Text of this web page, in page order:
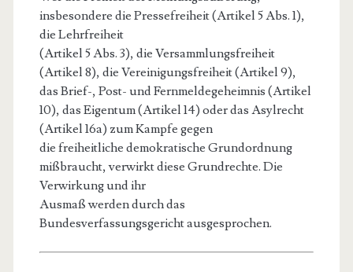
insbesondere die Pressefreiheit (Artikel 5 Abs. 1),
die Lehrfreiheit
(Artikel 5 Abs. 3), die Versammlungsfreiheit
(Artikel 8), die Vereinigungsfreiheit (Artikel 9),
das Brief-, Post- und Fernmeldegeheimnis (Artikel
10), das Eigentum (Artikel 14) oder das Asylrecht
(Artikel 16a) zum Kampfe gegen
die freiheitliche demokratische Grundordnung
mißbraucht, verwirkt diese Grundrechte. Die
Verwirkung und ihr
Ausmaß werden durch das
Bundesverfassungsgericht ausgesprochen.